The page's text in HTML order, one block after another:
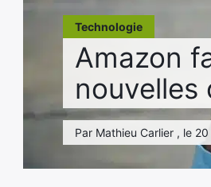
Technologie
Amazon
nouvelles
Par Mathieu Carlier , le